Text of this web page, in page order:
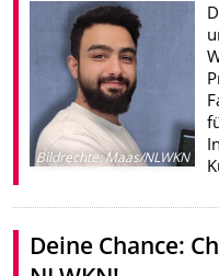
Bildrechte:Maas/NLWKN
Deine Chance: